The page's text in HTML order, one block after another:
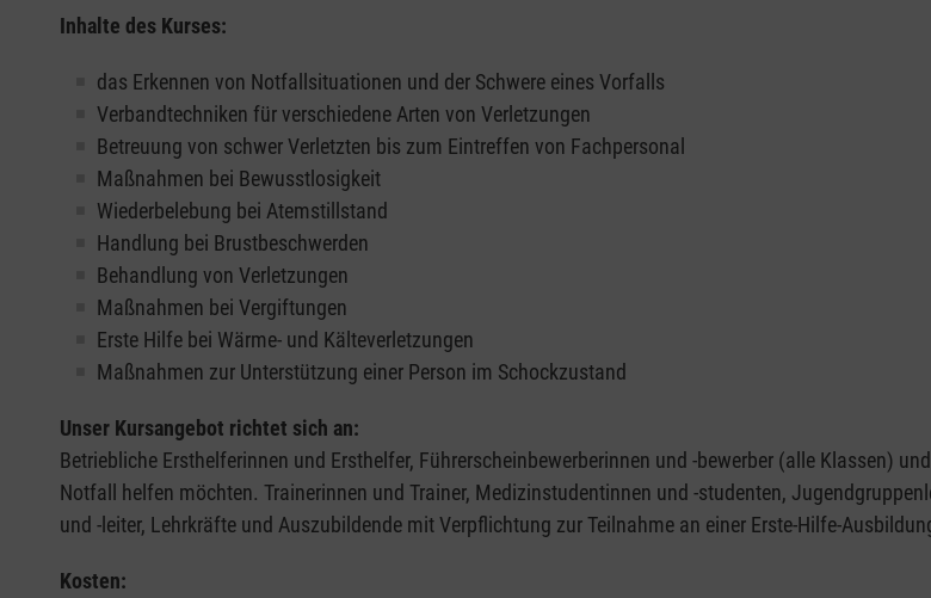
Inhalte des Kurses:
das Erkennen von Notfallsituationen und der Schwere eines Vorfalls
Verbandtechniken für verschiedene Arten von Verletzungen
Betreuung von schwer Verletzten bis zum Eintreffen von Fachpersonal
Maßnahmen bei Bewusstlosigkeit
Wiederbelebung bei Atemstillstand
Handlung bei Brustbeschwerden
Behandlung von Verletzungen
Maßnahmen bei Vergiftungen
Erste Hilfe bei Wärme- und Kälteverletzungen
Maßnahmen zur Unterstützung einer Person im Schockzustand
Unser Kursangebot richtet sich an:
Betriebliche Ersthelferinnen und Ersthelfer, Führerscheinbewerberinnen und -bewerber (alle Klassen)
Notfall helfen möchten. Trainerinnen und Trainer, Medizinstudentinnen und -studenten,
und -leiter, Lehrkräfte und Auszubildende mit Verpflichtung zur Teilnahme an einer Erste-Hilfe-
Kosten: